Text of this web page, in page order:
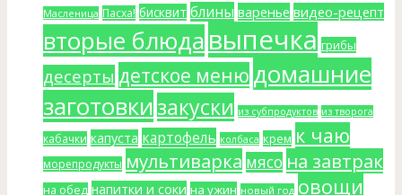
Масленица Пасха! бисквит блины варенье видео-рецепт
вторые блюдавыпечка грибы
десерты детское меню домашние
заготовкизакуски из субпродуктов из творога
кабачки капуста картофель колбаса крем к чаю
морепродукты мультиварка мясо на завтрак
на обед напитки и соки на ужин новый год овощи